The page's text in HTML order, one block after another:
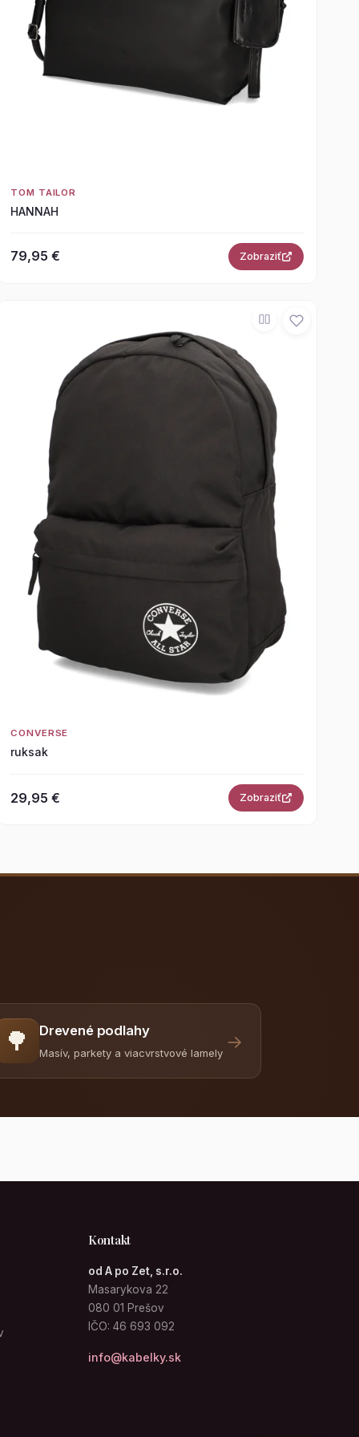
TOM TAILOR
HANNAH
79,95 € Zobraziť
CONVERSE
ruksak
29,95 € Zobraziť
🌳 Drevené podlahy
Masív, parkety a viacvrstvové lamely
→
Kontakt
od A po Zet, s.r.o.
Masarykova 22
080 01 Prešov
IČO: 46 693 092
info@kabelky.sk